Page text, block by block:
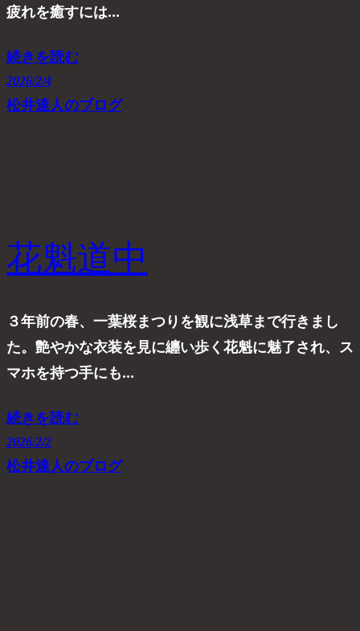
疲れを癒すには…
続きを読む
2026/2/4
松井達人のブログ
花魁道中
３年前の春、一葉桜まつりを観に浅草まで行きまし
た。艶やかな衣装を見に纏い歩く花魁に魅了され、ス
マホを持つ手にも…
続きを読む
2026/2/2
松井達人のブログ